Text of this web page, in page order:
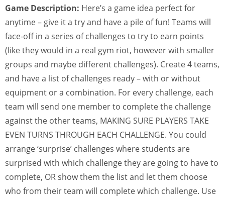
Game Description: Here’s a game idea perfect for
anytime – give it a try and have a pile of fun! Teams will
face-off in a series of challenges to try to earn points
(like they would in a real gym riot, however with smaller
groups and maybe different challenges). Create 4 teams,
and have a list of challenges ready – with or without
equipment or a combination. For every challenge, each
team will send one member to complete the challenge
against the other teams, MAKING SURE PLAYERS TAKE
EVEN TURNS THROUGH EACH CHALLENGE. You could
arrange ‘surprise’ challenges where students are
surprised with which challenge they are going to have to
complete, OR show them the list and let them choose
who from their team will complete which challenge. Use